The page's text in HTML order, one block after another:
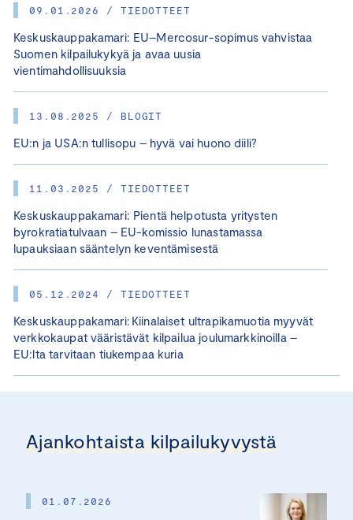
09.01.2026 / TIEDOTTEET
Keskuskauppakamari: EU–Mercosur-sopimus vahvistaa
Suomen kilpailukykyä ja avaa uusia
vientimahdollisuuksia
13.08.2025 / BLOGIT
EU:n ja USA:n tullisopu – hyvä vai huono diili?
11.03.2025 / TIEDOTTEET
Keskuskauppakamari: Pientä helpotusta yritysten
byrokratiatulvaan – EU-komissio lunastamassa
lupauksiaan sääntelyn keventämisestä
05.12.2024 / TIEDOTTEET
Keskuskauppakamari: Kiinalaiset ultrapikamuotia myyvät
verkkokaupat vääristävät kilpailua joulumarkkinoilla –
EU:lta tarvitaan tiukempaa kuria
Ajankohtaista kilpailukyvystä
01.07.2026